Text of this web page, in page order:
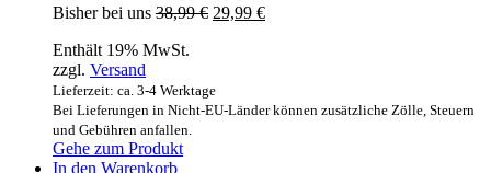
Bisher bei uns 38,99€ Ursprünglicher
29,99 €Aktueller
Enthält 19% MwSt.
zzgl. Versand
Lieferzeit: ca. 3-4 Werktage
Bei Lieferungen in Nicht-EU-Länder können zusätzliche Zölle, Steuern
und Gebühren anfallen.
Gehe zum Produkt
In den Warenkorb